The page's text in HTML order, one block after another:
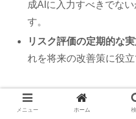
成AIに入力すべきでな
す。
リスク評価の定期的な
れを将来の改善策に役
社員教育を通じた
メニュー ホーム